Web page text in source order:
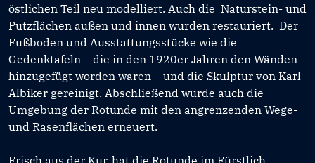
östlichen Teil neu modelliert. Auch die Naturstein- und
Putzflächen außen und innen wurden restauriert. Der
Fußboden und Ausstattungsstücke wie die
Gedenktafeln – die in den 1920er Jahren den Wänden
hinzugefügt worden waren – und die Skulptur von Karl
Albiker gereinigt. Abschließend wurde auch die
Umgebung der Rotunde mit den angrenzenden Wege-
und Rasenflächen erneuert.
Frisch aus der Kur, hat die Rotunde im Fürstlich